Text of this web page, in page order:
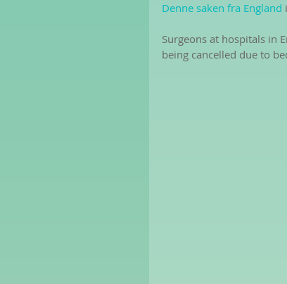
Denne saken fra England
Surgeons at hospitals in
being cancelled due to